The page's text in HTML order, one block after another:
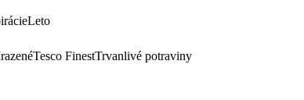
Leto
Tesco FinestTrvanlivé potraviny